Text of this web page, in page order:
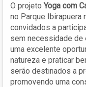
O projetoYoga com
no Parque Ibirapuera
convidados a
sem necessidade de
uma excelente
natureza e praticar
serão destinados a
promovendo uma